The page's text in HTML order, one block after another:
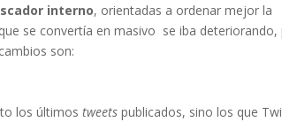
interno, orientadas a ordenar mejor la
se convertía en masivo se iba deteriorando,
son:
los últimostweets publicados, sino los que